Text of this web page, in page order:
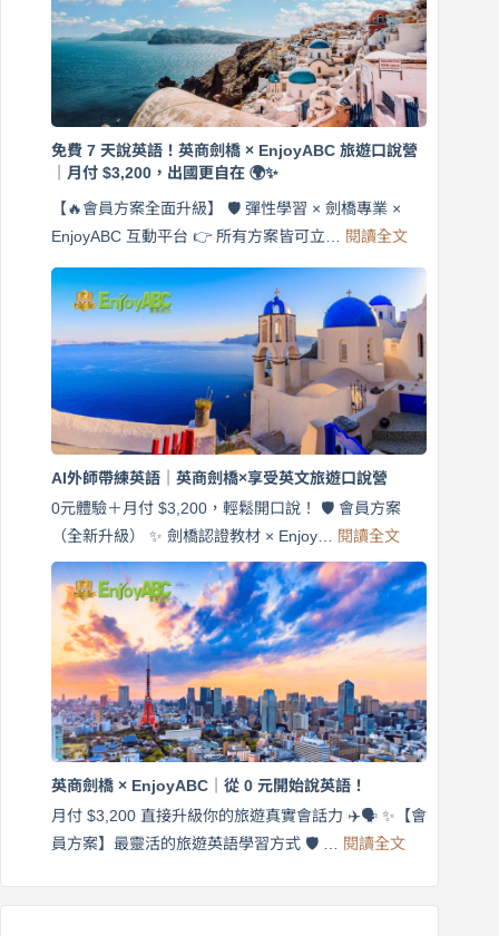
免費 7 天說英語！英商劍橋 × EnjoyABC 旅遊口說營
｜月付 $3,200，出國更自在 🌍✨
【🔥會員方案全面升級】 🛡️ 彈性學習 × 劍橋專業 ×
EnjoyABC 互動平台 👉 所有方案皆可立… 閱讀全文:
天
說
英
語！
英
商
劍
口
說
營
｜
月
$3,200，
出
國
在
AI外師帶練英語｜英商劍橋×享受英文旅遊口說營
0元體驗＋月付 $3,200，輕鬆開口說！ 🛡️ 會員方案
（全新升級） ✨ 劍橋認證教材 × Enjoy… 閱讀全文:
外
師
帶
英
｜
英
商
×
享
受
英商劍橋 × EnjoyABC｜從 0 元開始說英語！
月付 $3,200 直接升級你的旅遊真實會話力 ✈️🗣️ ✨【會
員方案】最靈活的旅遊英語學習方式 🛡️ … 閱讀全文:
商
劍